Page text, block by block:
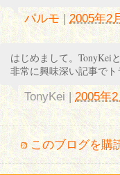
パルモ |2005年2
はじめまして。TonyKei
非常に興味深い記事で
TonyKei | 2005年
このブログを購